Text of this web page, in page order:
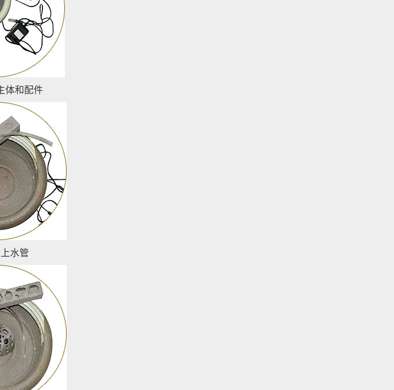
体和配件
水管